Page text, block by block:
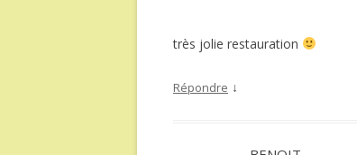
très jolie restauration
Répondre ↓